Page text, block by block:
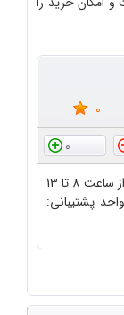
0
0
سلام. لطفا بین روزهای شنبه تا چهارشنبه از ساعت 8 تا 13
پشتیبانی: